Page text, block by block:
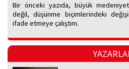
Bir önceki yazıda, büyük
değil, düşünme biçimlerindeki
ifade etmeye çalıştım.